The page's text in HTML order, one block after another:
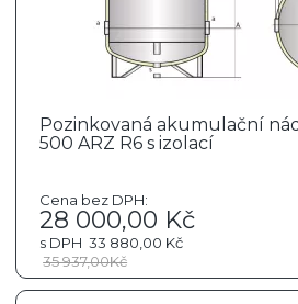
Pozinkovaná akumulační
500 ARZ R6 s izolací
Cena bez DPH:
28 000,00 Kč
s DPH 33 880,00 Kč
35 937,00Kč